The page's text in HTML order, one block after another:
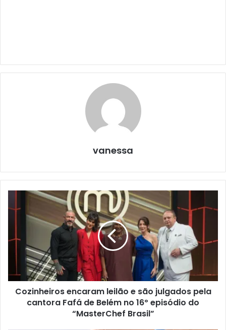
vanessa
Cozinheiros encaram leilão e são julgados pela
cantora Fafá de Belém no 16º episódio do
“MasterChef Brasil”